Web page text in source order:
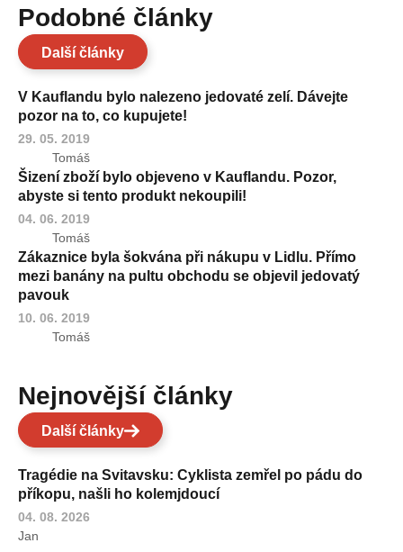
Podobné články
Další články
V Kauflandu bylo nalezeno jedovaté zelí. Dávejte
pozor na to, co kupujete!
29. 05. 2019
Tomáš
Šizení zboží bylo objeveno v Kauflandu. Pozor,
abyste si tento produkt nekoupili!
04. 06. 2019
Tomáš
Zákaznice byla šokvána při nákupu v Lidlu. Přímo
mezi banány na pultu obchodu se objevil jedovatý
pavouk
10. 06. 2019
Tomáš
Nejnovější články
Další články
Tragédie na Svitavsku: Cyklista zemřel po pádu do
příkopu, našli ho kolemjdoucí
04. 08. 2026
Jan